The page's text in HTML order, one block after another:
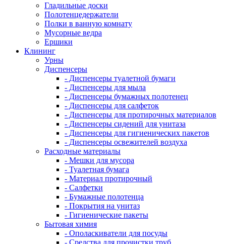
Гладильные доски
Полотенцедержатели
Полки в ванную комнату
Мусорные ведра
Ершики
Клининг
Урны
Диспенсеры
- Диспенсеры туалетной бумаги
- Диспенсеры для мыла
- Диспенсеры бумажных полотенец
- Диспенсеры для салфеток
- Диспенсеры для протирочных материалов
- Диспенсеры сидений для унитаза
- Диспенсеры для гигиенических пакетов
- Диспенсеры освежителей воздуха
Расходные материалы
- Мешки для мусора
- Туалетная бумага
- Материал протирочный
- Салфетки
- Бумажные полотенца
- Покрытия на унитаз
- Гигиенические пакеты
Бытовая химия
- Ополаскиватели для посуды
- Средства для прочистки труб